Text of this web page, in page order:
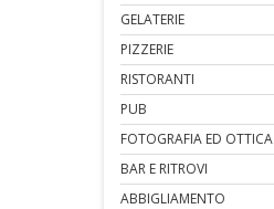
GELATERIE
PIZZERIE
RISTORANTI
PUB
FOTOGRAFIA ED OTTICA
BAR E RITROVI
ABBIGLIAMENTO